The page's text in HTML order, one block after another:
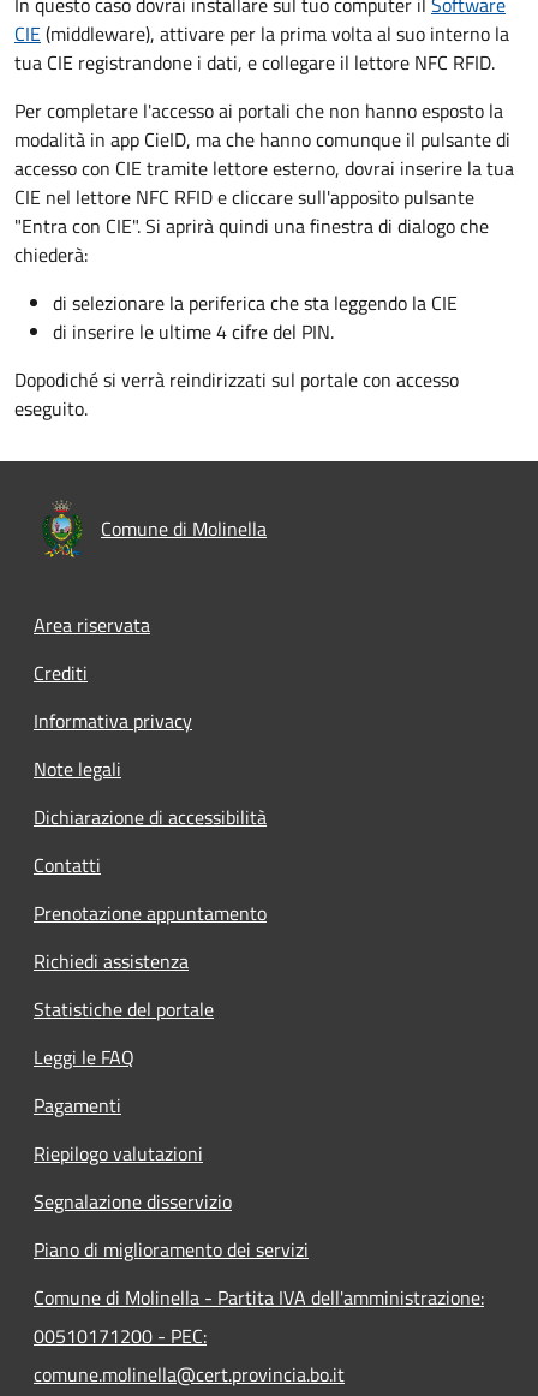
CIE(middleware), attivare per la prima volta al suo interno la
tua CIE registrandone i dati, e collegare il lettore NFC RFID.
Per completare l'accesso ai portali che non hanno esposto la
modalità in app CieID, ma che hanno comunque il pulsante di
accesso con CIE tramite lettore esterno, dovrai inserire la tua
CIE nel lettore NFC RFID e cliccare sull'apposito pulsante
"Entra con CIE". Si aprirà quindi una finestra di dialogo che
chiederà:
di selezionare la periferica che sta leggendo la CIE
di inserire le ultime 4 cifre del PIN.
Dopodiché si verrà reindirizzati sul portale con accesso
eseguito.
Comune di Molinella
Area riservata
Crediti
Informativa privacy
Note legali
Dichiarazione di accessibilità
Contatti
Prenotazione appuntamento
Richiedi assistenza
Statistiche del portale
Leggi le FAQ
Pagamenti
Riepilogo valutazioni
Segnalazione disservizio
Piano di miglioramento dei servizi
Comune di Molinella - Partita IVA dell'amministrazione:
00510171200 - PEC:
comune.molinella@cert.provincia.bo.it